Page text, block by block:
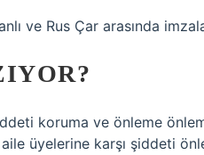
ve Rus Çar arasında
koruma ve önleme
üyelerine karşı şiddeti